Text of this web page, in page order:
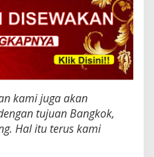
kami juga akan
tujuan Bangkok,
Hal itu terus kami